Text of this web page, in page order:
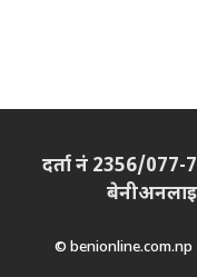
दर्ता नं 2356/077-
बेनीअनलाइन
© benionline.com.np